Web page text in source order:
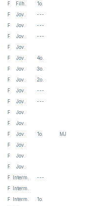
F Filh.
1o.
F Jov.
---
F Jov.
---
F Jov.
---
F
Jov.
F Jov.
4o.
F Jov.
3o.
F Jov.
2o.
F Jov.
---
F Jov.
---
F
Jov.
F
Jov.
F Jov. 1o.
MJ
F
Jov.
F
Jov.
F
Jov.
F Interm.
---
F
Interm.
F Interm.
1o.